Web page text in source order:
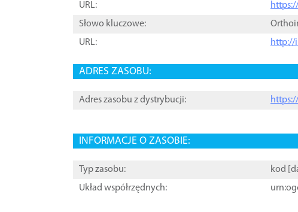
URL:
Słowo kluczowe:
URL:
http://
ADRES ZASOBU:
Adres zasobu z dystrybucji:
INFORMACJE O ZASOBIE:
Typ zasobu: kod [
Układ współrzędnych: